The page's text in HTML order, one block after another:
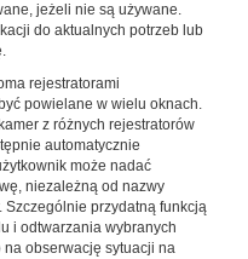
jeżeli nie są używane.
do aktualnych potrzeb lub
rejestratorami
powielane w wielu oknach.
z różnych rejestratorów
automatycznie
może nadać
niezależną od nazwy
przydatną funkcją
i odtwarzania wybranych
na obserwację sytuacji na